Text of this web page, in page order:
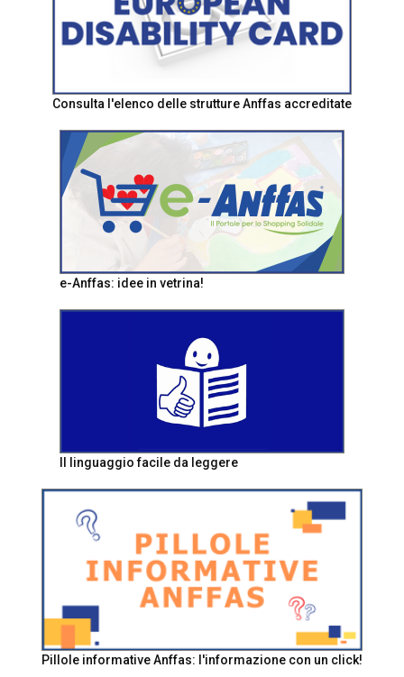
Consulta l'elenco delle strutture Anffas accreditate
e-Anffas: idee in vetrina!
Il linguaggio facile da leggere
Pillole informative Anffas: l'informazione con un click!